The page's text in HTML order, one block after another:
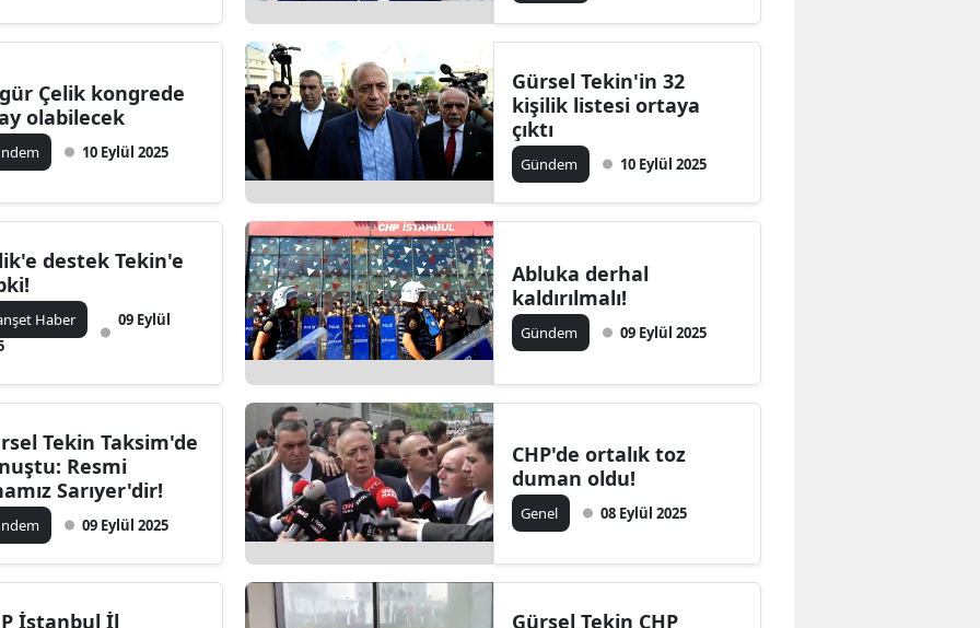
Çelik kongrede
olabilecek
10 Eylül 2025
Gürsel Tekin'in 32
kişilik listesi ortaya
çıktı
Gündem 10 Eylül 2025
destek Tekin'e
Haber
09 Eylül
Abluka derhal
kaldırılmalı!
Gündem 09 Eylül 2025
Tekin Taksim'de
Resmi
Sarıyer'dir!
09 Eylül 2025
CHP'de ortalık toz
duman oldu!
Genel 08 Eylül 2025
İstanbul İl
Gürsel Tekin CHP